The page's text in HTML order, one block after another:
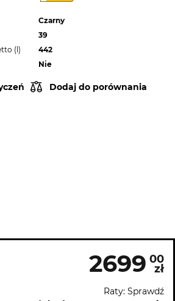
Czarny
39
(l)
442
Nie
Dodaj do porównania
2699 00
zł
Raty: Sprawdź